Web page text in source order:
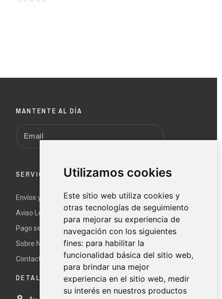
Utilizamos cookies
Este sitio web utiliza cookies y
otras tecnologías de seguimiento
para mejorar su experiencia de
navegación con los siguientes
fines: para habilitar la
funcionalidad básica del sitio web,
para brindar una mejor
experiencia en el sitio web, medir
su interés en nuestros productos
MANTENTE AL DÍA
SERVICIO AL CLIENTE
Envíos y devoluciones
Aviso Legal y términos y condiciones
Pago seguro
Sobre Nur
Contacte con nosotros
DETALLES DE CONTACTO